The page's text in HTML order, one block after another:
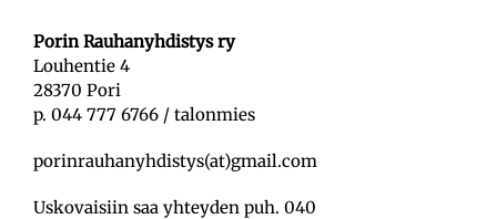
Porin Rauhanyhdistys ry
Louhentie 4
28370 Pori
p. 044 777 6766 / talonmies
porinrauhanyhdistys(at)gmail.com
Uskovaisiin saa yhteyden puh. 040